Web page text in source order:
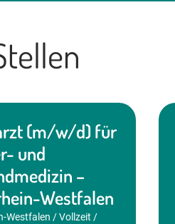
(m/w/d) für
und
–
Westfalen
Westfalen / Vollzeit /